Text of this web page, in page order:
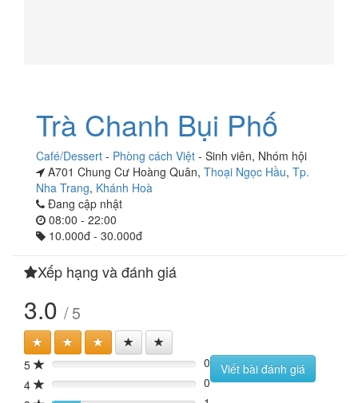
Trà Chanh Bụi Phố
Café/Dessert - Phòng cách Việt - Sinh viên, Nhóm hội
A701 Chung Cư Hoàng Quân, Thoại Ngọc Hầu, Tp.
Nha Trang, Khánh Hoà
Đang cập nhật
08:00 - 22:00
10.000đ - 30.000đ
Xếp hạng và đánh giá
3.0 / 5
5 0%
0
4
0%
0
Viết bài đánh giá